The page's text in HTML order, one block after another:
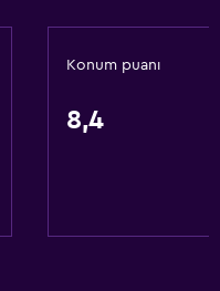
Konum puanı
8,4